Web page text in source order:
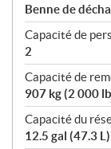
Benne de
Capacité de
2
Capacité de
907 kg (2 000
Capacité du
12.5 gal (47.3 L)